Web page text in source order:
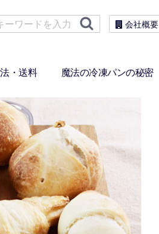
会社概要
・送料 魔法の冷凍パンの秘密